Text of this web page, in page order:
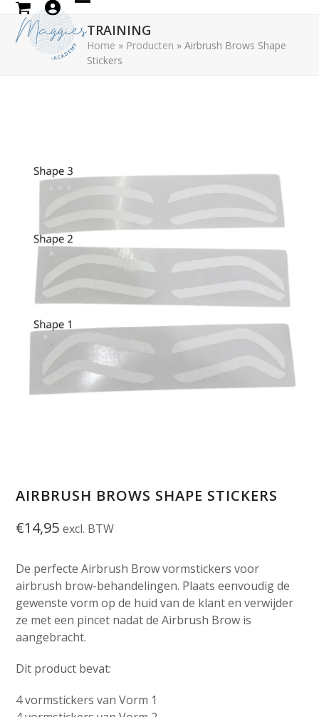
Skip
content
mobile
menu
mobile
menu
TRAINING
Home » Producten »Airbrush Brows Shape
Stickers
AIRBRUSH BROWS SHAPE STICKERS
€14,95 excl. BTW
De perfecte Airbrush Brow vormstickers voor
airbrush brow-behandelingen. Plaats eenvoudig de
gewenste vorm op de huid van de klant en verwijder
ze met een pincet nadat de Airbrush Brow is
aangebracht.
Dit product bevat:
4 vormstickers van Vorm 1